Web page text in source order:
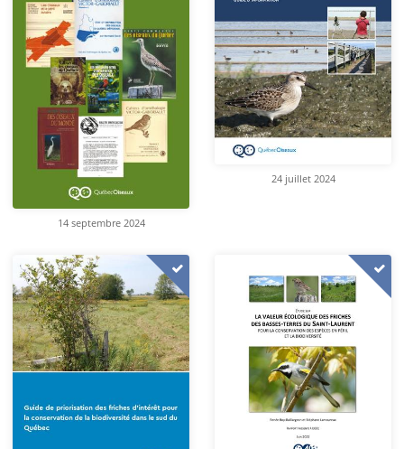
14 septembre 2024
24 juillet 2024